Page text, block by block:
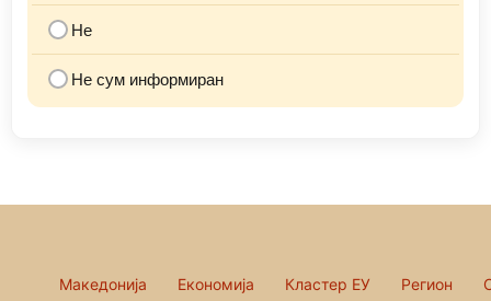
Не
Не сум информиран
Македонија Економија Кластер ЕУ Регион